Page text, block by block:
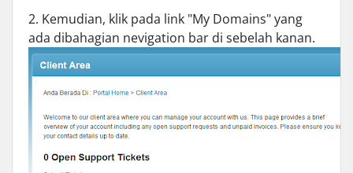
2. Kemudian, klik pada link "My Domains" yang
ada dibahagian nevigation bar di sebelah kanan.